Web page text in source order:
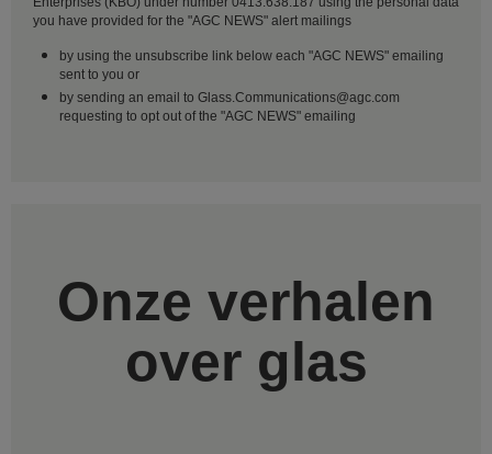
you have provided for the "AGC NEWS" alert mailings
by using the unsubscribe link below each "AGC NEWS" emailing
sent to you or
by sending an email to Glass.Communications@agc.com
requesting to opt out of the "AGC NEWS" emailing
Onze verhalen
over glas